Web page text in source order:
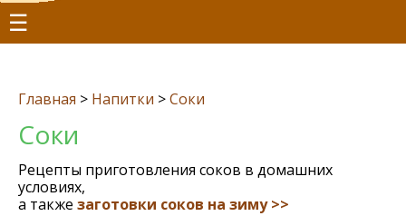
☰
Главная > Напитки >Соки
Соки
Рецепты приготовления соков в домашних
условиях,
а также заготовки соков на зиму >>